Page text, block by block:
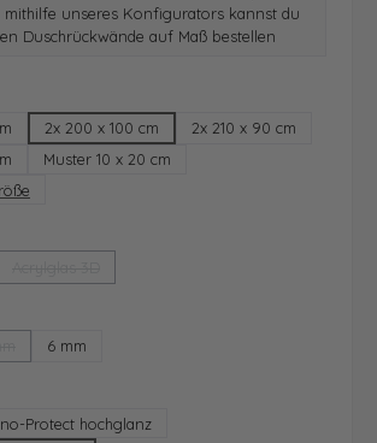
mithilfe unseres Konfigurators kannst du
Duschrückwände auf Maß bestellen
2x 200 x 100 cm
2x 210 x 90 cm
Muster 10 x 20 cm
(Diese Option ist zurzeit nicht verfügbar.)
6 mm
Protect hochglanz